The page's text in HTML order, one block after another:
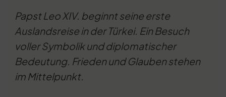
Papst Leo XIV. beginnt seine erste
Auslandsreise in der Türkei. Ein Besuch
voller Symbolik und diplomatischer
Bedeutung. Frieden und Glauben stehen
im Mittelpunkt.